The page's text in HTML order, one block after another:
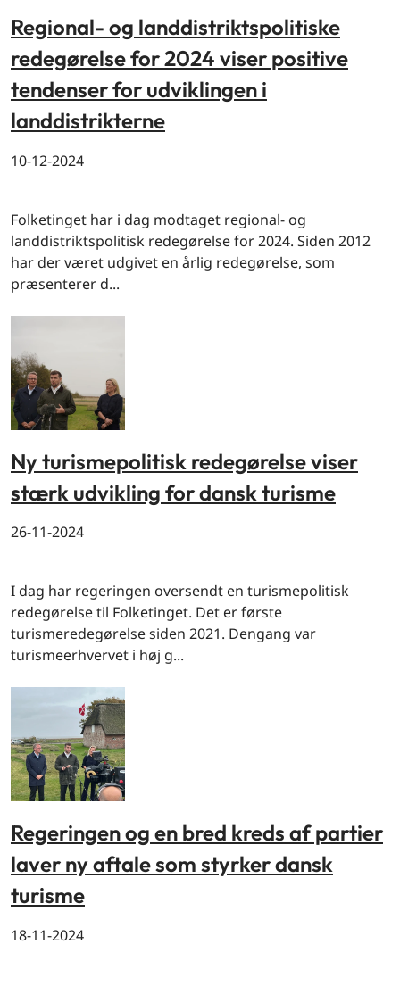
Regional- og landdistriktspolitiske
redegørelse for 2024 viser positive
tendenser for udviklingen i
landdistrikterne
10-12-2024
Folketinget har i dag modtaget regional- og
landdistriktspolitisk redegørelse for 2024. Siden 2012
har der været udgivet en årlig redegørelse, som
præsenterer d...
Ny turismepolitisk redegørelse viser
stærk udvikling for dansk turisme
26-11-2024
I dag har regeringen oversendt en turismepolitisk
redegørelse til Folketinget. Det er første
turismeredegørelse siden 2021. Dengang var
turismeerhvervet i høj g...
Regeringen og en bred kreds af partier
laver ny aftale som styrker dansk
turisme
18-11-2024